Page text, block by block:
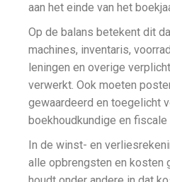
aan het einde van het
Op de balans betekent dit
machines, inventaris,
leningen en overige
verwerkt. Ook moeten
gewaardeerd en toegelicht
boekhoudkundige en fiscale
In de winst- en
alle opbrengsten en kosten